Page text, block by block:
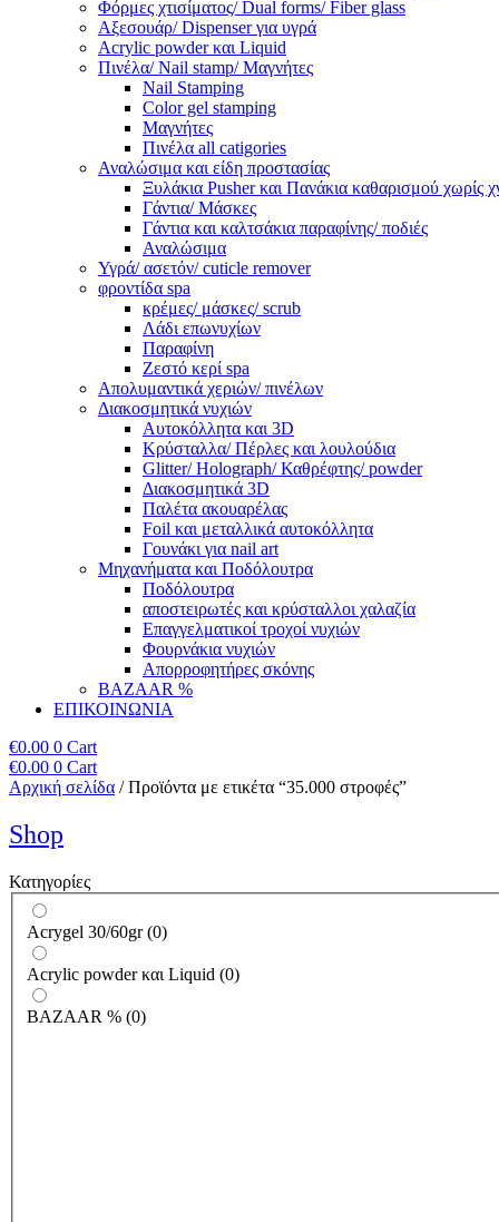
Φόρμες χτισίματος/ Dual forms/ Fiber glass
Αξεσουάρ/ Dispenser για υγρά
Acrylic powder και Liquid
Πινέλα/ Nail stamp/ Μαγνήτες
Nail Stamping
Color gel stamping
Μαγνήτες
Πινέλα all catigories
Αναλώσιμα και είδη προστασίας
Ξυλάκια Pusher και Πανάκια καθαρισμού χωρίς
Γάντια/ Μάσκες
Γάντια και καλτσάκια παραφίνης/ ποδιές
Αναλώσιμα
Υγρά/ ασετόν/ cuticle remover
φροντίδα spa
κρέμες/ μάσκες/ scrub
Λάδι επωνυχίων
Παραφίνη
Ζεστό κερί spa
Απολυμαντικά χεριών/ πινέλων
Διακοσμητικά νυχιών
Αυτοκόλλητα και 3D
Κρύσταλλα/ Πέρλες και λουλούδια
Glitter/ Holograph/ Καθρέφτης/ powder
Διακοσμητικά 3D
Παλέτα ακουαρέλας
Foil και μεταλλικά αυτοκόλλητα
Γουνάκι για nail art
Μηχανήματα και Ποδόλουτρα
Ποδόλουτρα
αποστειρωτές και κρύσταλλοι χαλαζία
Επαγγελματικοί τροχοί νυχιών
Φουρνάκια νυχιών
Απορροφητήρες σκόνης
BAZAAR %
ΕΠΙΚΟΙΝΩΝΙΑ
€0.00 0 Cart
€0.00 0 Cart
Αρχική σελίδα / Προϊόντα με ετικέτα “35.000 στροφές”
Shop
Κατηγορίες
Acrygel 30/60gr (0)
Acrylic powder και Liquid (0)
BAZAAR % (0)